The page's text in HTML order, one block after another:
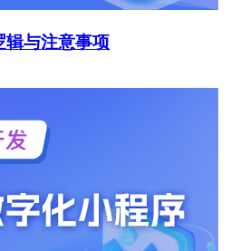
辑与注意事项